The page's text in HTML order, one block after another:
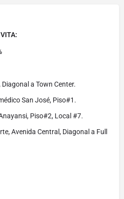
VITA:
Diagonal a Town Center.
San José, Piso#1.
Piso#2, Local #7.
Avenida Central, Diagonal a Full